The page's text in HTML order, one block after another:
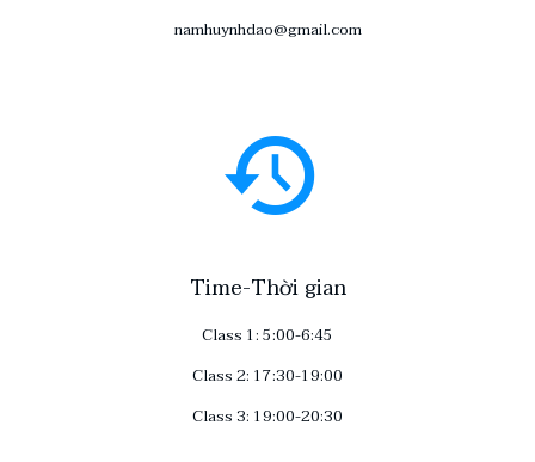
namhuynhdao@gmail.com
Time-Thời gian
Class 1: 5:00-6:45
Class 2: 17:30-19:00
Class 3: 19:00-20:30